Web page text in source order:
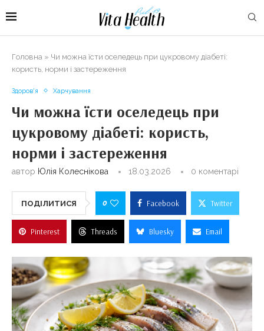
Головна » Чи можна їсти оселедець при цукровому діабеті:
користь, норми і застереження
Здоров'я Харчування
Чи можна їсти оселедець при
цукровому діабеті: користь,
норми і застереження
автор Юлія Колеснікова 18.03.2026 0 коментарі
ПОДІЛИТИСЯ 0 Facebook Twitter
Pinterest Threads Bluesky Email